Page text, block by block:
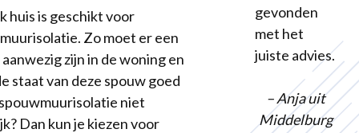
huis is geschikt voor
Zo moet er een
zijn in de woning en
staat van deze spouw goed
niet
Dan kun je kiezen voor
gevonden
met het
juiste advies.
– Anja uit
Middelburg